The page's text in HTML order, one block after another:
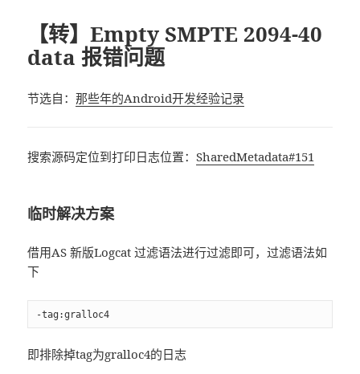
【转】Empty SMPTE 2094-40
data 报错问题
节选自：那些年的Android开发经验记录
搜索源码定位到打印日志位置：SharedMetadata#151
临时解决方案
借用AS 新版Logcat 过滤语法进行过滤即可，过滤语法如
下
-tag:gralloc4
即排除掉tag为gralloc4的日志